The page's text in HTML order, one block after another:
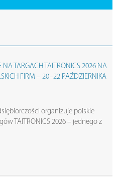
NA TARGACH TAITRONICS 2026 NA
FIRM – 20–22 PAŹDZIERNIKA
organizuje polskie
TAITRONICS 2026 – jednego z